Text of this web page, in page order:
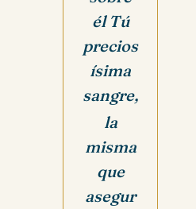
él Tú
precios
ísima
sangre,
la
misma
que
asegur